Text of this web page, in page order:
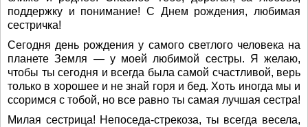
поддержку и понимание! С Днем рождения, любимая
сестричка!
Сегодня день рождения у самого светлого человека на
планете Земля — у моей любимой сестры. Я желаю,
чтобы ты сегодня и всегда была самой счастливой, верь
только в хорошее и не знай горя и бед. Хоть иногда мы и
ссоримся с тобой, но все равно ты самая лучшая сестра!
Милая сестрица! Непоседа-стрекоза, ты всегда весела,